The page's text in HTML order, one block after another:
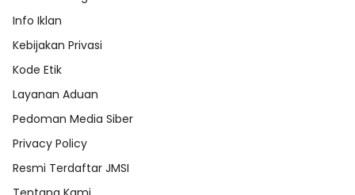
Info Iklan
Kebijakan Privasi
Kode Etik
Layanan Aduan
Pedoman Media Siber
Privacy Policy
Resmi Terdaftar JMSI